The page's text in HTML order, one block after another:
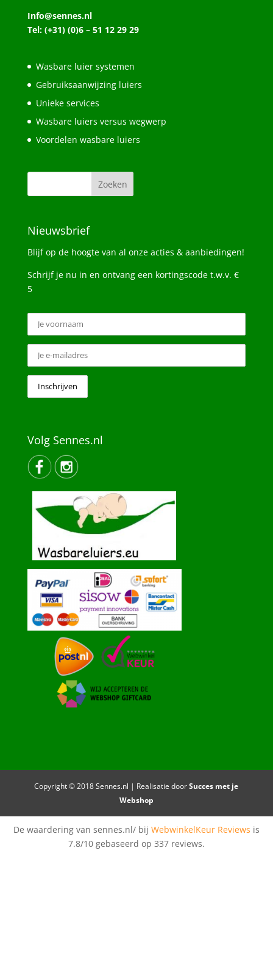
Info@sennes.nl
Tel: (+31) (0)6 – 51 12 29 29
Wasbare luier systemen
Gebruiksaanwijzing luiers
Unieke services
Wasbare luiers versus wegwerp
Voordelen wasbare luiers
Nieuwsbrief
Blijf op de hoogte van al onze acties & aanbiedingen!
Schrijf je nu in en ontvang een kortingscode t.w.v. €
5
Volg Sennes.nl
Copyright © 2018 Sennes.nl | Realisatie doorSucces met je
Webshop
De waardering van sennes.nl/ bij WebwinkelKeur Reviews is
7.8/10 gebaseerd op 337 reviews.